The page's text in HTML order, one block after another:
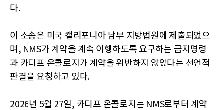
다.
이 소송은 미국 캘리포니아 남부 지방법원에 제출되었으
며, NMS가 계약을 계속 이행하도록 요구하는 금지명령
과 카디프 온콜로지가 계약을 위반하지 않았다는 선언적
판결을 요청하고 있다.
2026년 5월 27일, 카디프 온콜로지는 NMS로부터 계약